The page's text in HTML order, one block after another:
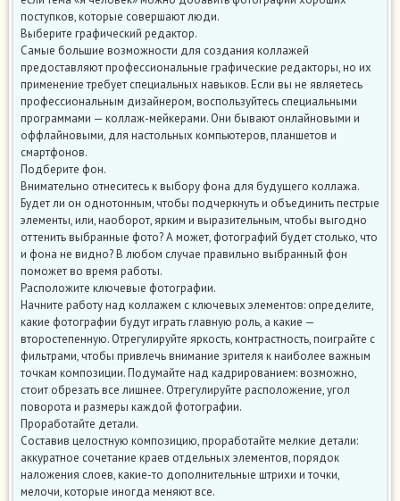
поступков, которые совершают люди.
Выберите графический редактор.
Самые большие возможности для создания коллажей
предоставляют профессиональные графические редакторы, но их
применение требует специальных навыков. Если вы не являетесь
профессиональным дизайнером, воспользуйтесь специальными
программами — коллаж-мейкерами. Они бывают онлайновыми и
оффлайновыми, для настольных компьютеров, планшетов и
смартфонов.
Подберите фон.
Внимательно отнеситесь к выбору фона для будущего коллажа.
Будет ли он однотонным, чтобы подчеркнуть и объединить пестрые
элементы, или, наоборот, ярким и выразительным, чтобы выгодно
оттенить выбранные фото? А может, фотографий будет столько, что
и фона не видно? В любом случае правильно выбранный фон
поможет во время работы.
Расположите ключевые фотографии.
Начните работу над коллажем с ключевых элементов: определите,
какие фотографии будут играть главную роль, а какие —
второстепенную. Отрегулируйте яркость, контрастность, поиграйте с
фильтрами, чтобы привлечь внимание зрителя к наиболее важным
точкам композиции. Подумайте над кадрированием: возможно,
стоит обрезать все лишнее. Отрегулируйте расположение, угол
поворота и размеры каждой фотографии.
Проработайте детали.
Составив целостную композицию, проработайте мелкие детали:
аккуратное сочетание краев отдельных элементов, порядок
наложения слоев, какие-то дополнительные штрихи и точки,
мелочи, которые иногда меняют все.